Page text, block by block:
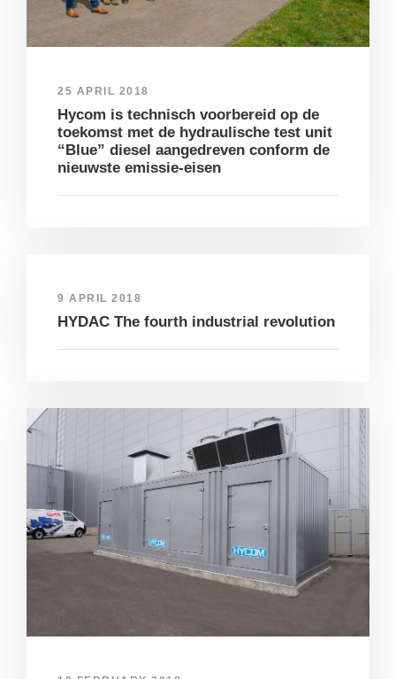
25 APRIL 2018
Hycom is technisch voorbereid op de
toekomst met de hydraulische test unit
“Blue” diesel aangedreven conform de
nieuwste emissie-eisen
9 APRIL 2018
HYDAC The fourth industrial revolution